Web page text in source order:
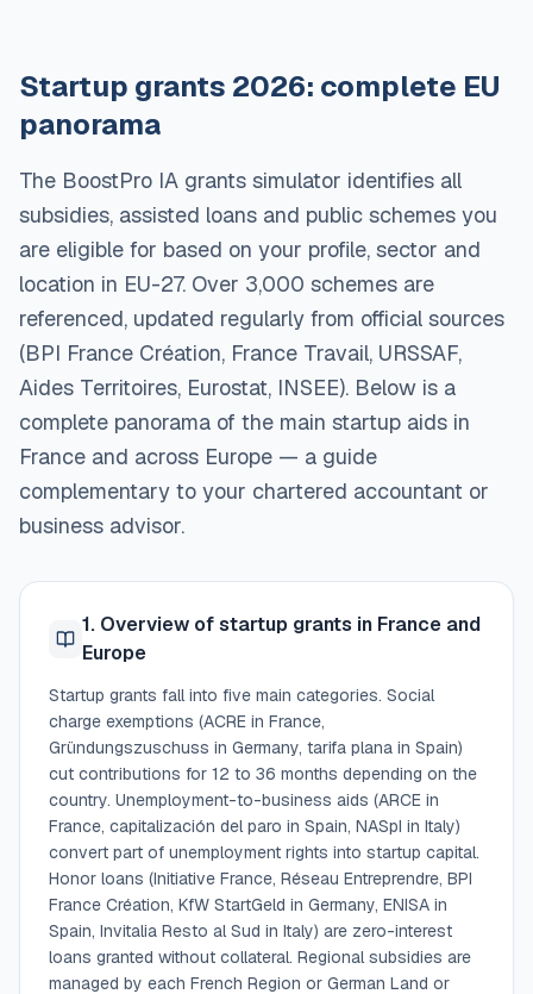
Startup grants 2026: complete EU
panorama
The BoostPro IA grants simulator identifies all
subsidies, assisted loans and public schemes you
are eligible for based on your profile, sector and
location in EU-27. Over 3,000 schemes are
referenced, updated regularly from official sources
(BPI France Création, France Travail, URSSAF,
Aides Territoires, Eurostat, INSEE). Below is a
complete panorama of the main startup aids in
France and across Europe — a guide
complementary to your chartered accountant or
business advisor.
1. Overview of startup grants in France and
Europe
Startup grants fall into five main categories. Social
charge exemptions (ACRE in France,
Gründungszuschuss in Germany, tarifa plana in Spain)
cut contributions for 12 to 36 months depending on the
country. Unemployment-to-business aids (ARCE in
France, capitalización del paro in Spain, NASpI in Italy)
convert part of unemployment rights into startup capital.
Honor loans (Initiative France, Réseau Entreprendre, BPI
France Création, KfW StartGeld in Germany, ENISA in
Spain, Invitalia Resto al Sud in Italy) are zero-interest
loans granted without collateral. Regional subsidies are
managed by each French Region or German Land or